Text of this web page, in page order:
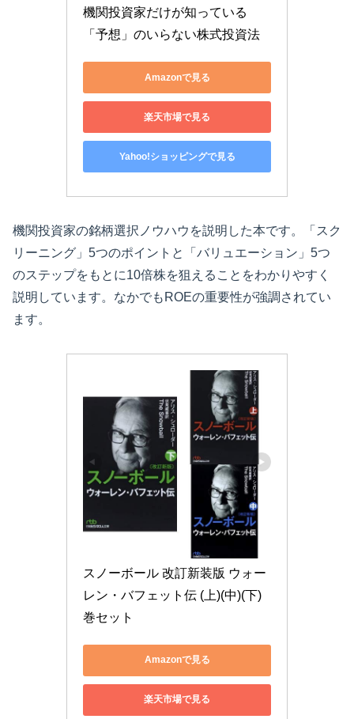
機関投資家だけが知っている
「予想」のいらない株式投資法
Amazonで見る
楽天市場で見る
Yahoo!ショッピングで見る
機関投資家の銘柄選択ノウハウを説明した本です。「スク
リーニング」5つのポイントと「バリュエーション」5つ
のステップをもとに10倍株を狙えることをわかりやすく
説明しています。なかでもROEの重要性が強調されてい
ます。
スノーボール 改訂新装版 ウォー
レン・バフェット伝 (上)(中)(下)
巻セット
Amazonで見る
楽天市場で見る